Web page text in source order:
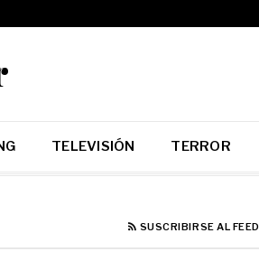
TELEVISIÓN TERROR
SUSCRIBIRSE AL FEED